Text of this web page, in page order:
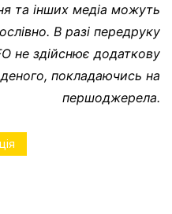
та інших медіа можуть
В разі передруку
не здійснює додаткову
покладаючись на
першоджерела.